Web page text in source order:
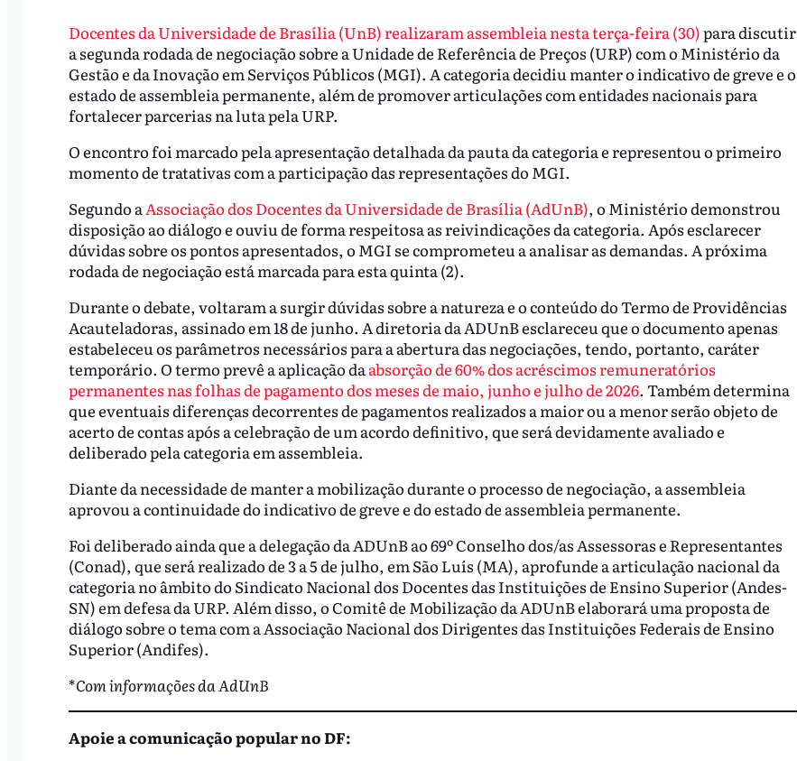
Docentes da Universidade de Brasília (UnB) realizaram assembleia nesta terça-feira (30)para discutir
a segunda rodada de negociação sobre a Unidade de Referência de Preços (URP) com o Ministério da
Gestão e da Inovação em Serviços Públicos (MGI). A categoria decidiu manter o indicativo de greve e o
estado de assembleia permanente, além de promover articulações com entidades nacionais para
fortalecer parcerias na luta pela URP.
O encontro foi marcado pela apresentação detalhada da pauta da categoria e representou o primeiro
momento de tratativas com a participação das representações do MGI.
Segundo aAssociação dos Docentes da Universidade de Brasília (AdUnB), o Ministério demonstrou
disposição ao diálogo e ouviu de forma respeitosa as reivindicações da categoria. Após esclarecer
dúvidas sobre os pontos apresentados, o MGI se comprometeu a analisar as demandas. A próxima
rodada de negociação está marcada para esta quinta (2).
Durante o debate, voltaram a surgir dúvidas sobre a natureza e o conteúdo do Termo de Providências
Acauteladoras, assinado em 18 de junho. A diretoria da ADUnB esclareceu que o documento apenas
estabeleceu os parâmetros necessários para a abertura das negociações, tendo, portanto, caráter
temporário. O termo prevê a aplicação daabsorção de 60% dos acréscimos remuneratórios
permanentes nas folhas de pagamento dos meses de maio, junho e julho de 2026. Também determina
que eventuais diferenças decorrentes de pagamentos realizados a maior ou a menor serão objeto de
acerto de contas após a celebração de um acordo definitivo, que será devidamente avaliado e
deliberado pela categoria em assembleia.
Diante da necessidade de manter a mobilização durante o processo de negociação, a assembleia
aprovou a continuidade do indicativo de greve e do estado de assembleia permanente.
Foi deliberado ainda que a delegação da ADUnB ao 69º Conselho dos/as Assessoras e Representantes
(Conad), que será realizado de 3 a 5 de julho, em São Luís (MA), aprofunde a articulação nacional da
categoria no âmbito do Sindicato Nacional dos Docentes das Instituições de Ensino Superior (Andes-
SN) em defesa da URP. Além disso, o Comitê de Mobilização da ADUnB elaborará uma proposta de
diálogo sobre o tema com a Associação Nacional dos Dirigentes das Instituições Federais de Ensino
Superior (Andifes).
*Com informações da AdUnB
Apoie a comunicação popular no DF: